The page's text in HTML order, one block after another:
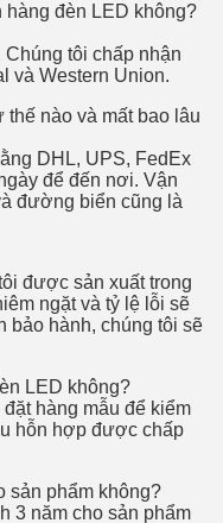
đèn LED không?
tôi chấp nhận
và Western Union.
nào và mất bao lâu
DHL, UPS, FedEx
để đến nơi. Vận
đường biển cũng là
được sản xuất trong
ngặt và tỷ lệ lỗi sẽ
bảo hành, chúng tôi sẽ
LED không?
hàng mẫu để kiểm
hỗn hợp được chấp
sản phẩm không?
3 năm cho sản phẩm